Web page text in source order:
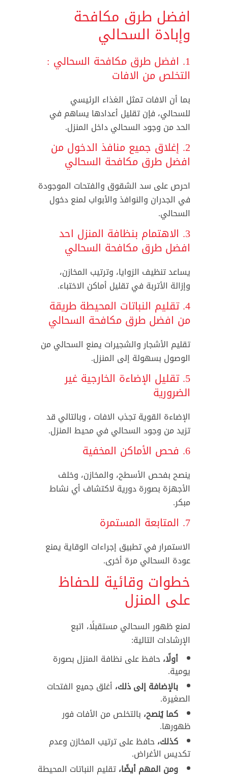
افضل طرق مكافحة
وإبادة السحالي
1. افضل طرق مكافحة السحالي :
التخلص من الافات
بما أن الافات تمثل الغذاء الرئيسي
للسحالي، فإن تقليل أعدادها يساهم في
الحد من وجود السحالي داخل المنزل.
2. إغلاق جميع منافذ الدخول من
افضل طرق مكافحة السحالي
احرص على سد الشقوق والفتحات الموجودة
في الجدران والنوافذ والأبواب لمنع دخول
السحالي.
3. الاهتمام بنظافة المنزل احد
افضل طرق مكافحة السحالي
يساعد تنظيف الزوايا، وترتيب المخازن،
وإزالة الأتربة في تقليل أماكن الاختباء.
4. تقليم النباتات المحيطة طريقة
من افضل طرق مكافحة السحالي
تقليم الأشجار والشجيرات يمنع السحالي من
الوصول بسهولة إلى المنزل.
5. تقليل الإضاءة الخارجية غير
الضرورية
الإضاءة القوية تجذب الافات ، وبالتالي قد
تزيد من وجود السحالي في محيط المنزل.
6. فحص الأماكن المخفية
ينصح بفحص الأسطح، والمخازن، وخلف
الأجهزة بصورة دورية لاكتشاف أي نشاط
مبكر.
7. المتابعة المستمرة
الاستمرار في تطبيق إجراءات الوقاية يمنع
عودة السحالي مرة أخرى.
خطوات وقائية للحفاظ
على المنزل
لمنع ظهور السحالي مستقبلًا، اتبع
الإرشادات التالية:
أولًا،حافظ على نظافة المنزل بصورة
يومية.
بالإضافة إلى ذلك، أغلق جميع الفتحات
الصغيرة.
كما يُنصح، بالتخلص من الأفات فور
ظهورها.
كذلك،حافظ على ترتيب المخازن وعدم
تكديس الأغراض.
ومن المهم أيضًا،تقليم النباتات المحيطة